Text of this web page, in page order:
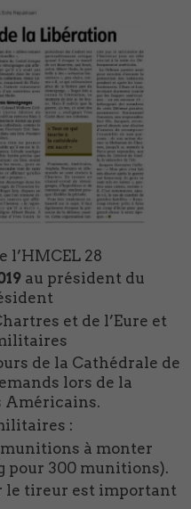
l’HMCEL 28
au président du
et de l’Eure et
de la Cathédrale de
lors de la
Américains.
:
à monter
pour 300 munitions).
tireur est important